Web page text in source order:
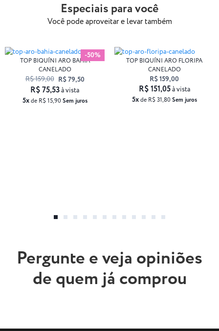
Especiais para você
Você pode aproveitar e levar também
-50%
TOP BIQUÍNI ARO BAHIA
CANELADO
R$ 159,00 R$ 79,50
5xde R$ 15,90 Sem juros
R$ 75,53à vista
TOP BIQUÍNI ARO FLORIPA
CANELADO
R$ 159,00
5xde R$ 31,80 Sem juros
R$ 151,05à vista
Pergunte e veja opiniões
de quem já comprou